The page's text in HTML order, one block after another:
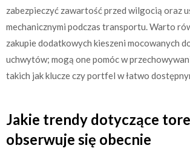
zabezpieczyć zawartość przed wilgocią oraz
mechanicznymi podczas transportu. Warto
zakupie dodatkowych kieszeni mocowanych
uchwytów; mogą one pomóc w
takich jak klucze czy portfel w łatwo
Jakie trendy dotyczące
obserwuje się obecnie